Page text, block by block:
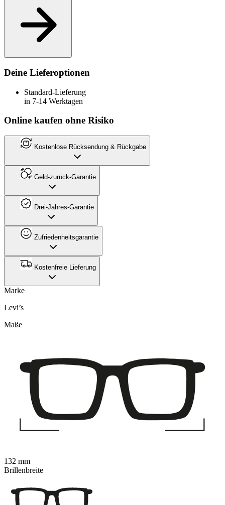
Deine Lieferoptionen
Standard-Lieferung
in 7-14 Werktagen
Online kaufen ohne Risiko
Kostenlose Rücksendung & Rückgabe
Geld-zurück-Garantie
Drei-Jahres-Garantie
Zufriedenheitsgarantie
Kostenfreie Lieferung
Marke
Levi’s
Maße
132 mm
Brillenbreite